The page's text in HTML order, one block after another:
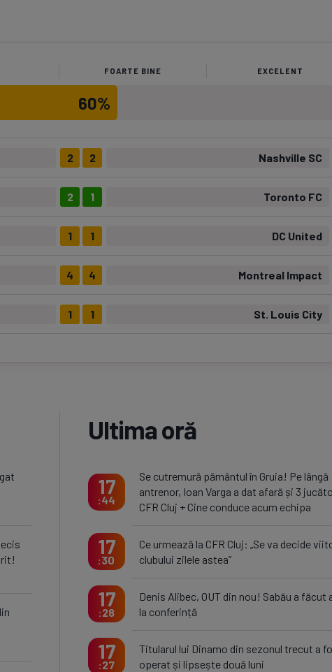
FOARTE BINE EXCELENT
60%
2 Nashville SC
2
2 Toronto FC
1
1 DC United
1
4 Montreal Impact
4
1 St. Louis City
1
Ultima oră
17
44
Se cutremură pământul în Gruia! Pe lângă
antrenor, Ioan Varga a dat afară și 3
CFR Cluj + Cine conduce acum echipa
17
30
Ce urmează la CFR Cluj: „Se va decide
clubului zilele astea”
17
28
Denis Alibec, OUT din nou! Sabău a făcut
la conferință
17
27
Titularul lui Dinamo din sezonul trecut a
operat și lipsește două luni